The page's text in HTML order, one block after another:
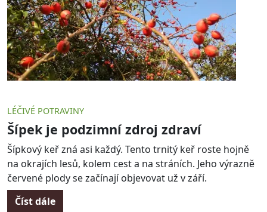
LÉČIVÉ POTRAVINY
Šípek je podzimní zdroj zdraví
Šípkový keř zná asi každý. Tento trnitý keř roste hojně
na okrajích lesů, kolem cest a na stráních. Jeho výrazně
červené plody se začínají objevovat už v září.
Číst dále